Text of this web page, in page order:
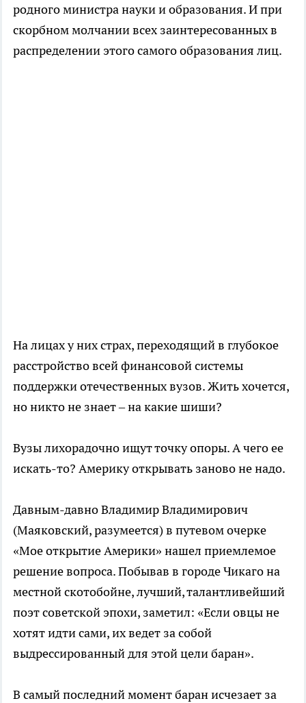
родного министра науки и образования. И при
скорбном молчании всех заинтересованных в
распределении этого самого образования лиц.
На лицах у них страх, переходящий в глубокое
расстройство всей финансовой системы
поддержки отечественных вузов. Жить хочется,
но никто не знает – на какие шиши?
Вузы лихорадочно ищут точку опоры. А чего ее
искать-то? Америку открывать заново не надо.
Давным-давно Владимир Владимирович
(Маяковский, разумеется) в путевом очерке
«Мое открытие Америки» нашел приемлемое
решение вопроса. Побывав в городе Чикаго на
местной скотобойне, лучший, талантливейший
поэт советской эпохи, заметил: «Если овцы не
хотят идти сами, их ведет за собой
выдрессированный для этой цели баран».
В самый последний момент баран исчезает за